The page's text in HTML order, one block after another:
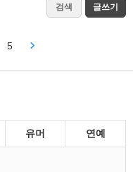
검색 글쓰기
5
유머 연예